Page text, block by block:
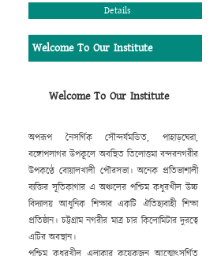
প্রতিষ্ঠানের ওয়েবসাইট গুরুত্বপূর্ণ ভূমিকা রাখবে,
যারা ভূমিকা রেখেছেন তাঁহাদের কাছে আমরা কৃতজ্ঞ।
আমিপ্রতিষ্ঠান এবং ওয়েবসাইটের উত্তরোত্তর
মোহাম্মদ আবদুর রহিম
Details
Welcome To Our Institute
Welcome To Our Institute
অপরূপ নৈসর্গিক সৌন্দর্যমন্ডিত, পাহাড়ঘেরা,
বঙ্গোপসাগর উপকূলে অবস্থিত তিলোত্তমা বন্দরনগরীর
উপকণ্ঠে বোয়ালখালী পৌরসভা। অনেক প্রতিভাশালী
ব্যক্তির সূতিকাগার এ অঞ্চলের পশ্চিম কধুরখীল উচ্চ
বিদ্যালয় আধুনিক শিক্ষার একটি ঐতিহ্যবাহী শিক্ষা
প্রতিষ্ঠান। চট্টগ্রাম নগরীর মাত্র চার কিলোমিটার দুরত্বে
এটির অবস্থান।